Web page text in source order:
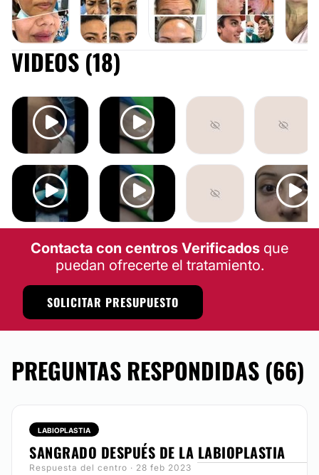
ÁCIDO HIALURÓNICOBÓTOX
VIDEOS (18)
VERRUGAS VÁRICES LUNARES ELIMINAR
Contacta con centros Verificados que
puedan ofrecerte el tratamiento.
SOLICITAR PRESUPUESTO
PREGUNTAS RESPONDIDAS (66)
LABIOPLASTIA
SANGRADO DESPUÉS DE LA LABIOPLASTIA
Respuesta del centro · 28 feb 2023